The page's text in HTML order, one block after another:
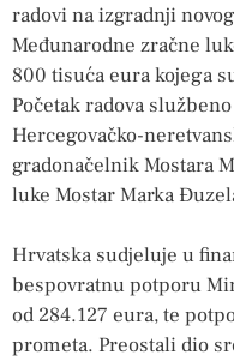
radovi na izgradnji
Međunarodne zračne
800 tisuća eura kojega
Početak radova
Hercegovačko-
gradonačelnik Mostara
luke Mostar Marka
Hrvatska sudjeluje u
bespovratnu potporu
od 284.127 eura, te
prometa. Preostali dio